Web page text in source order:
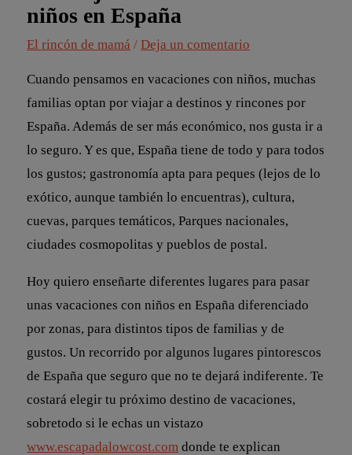
niños en España
El rincón de mamá /Deja un comentario
Cuando pensamos en vacaciones con niños, muchas
familias optan por viajar a destinos y rincones por
España. Además de ser más económico, nos gusta ir a
lo seguro. Y es que, España tiene de todo y para todos
los gustos; gastronomía apta para peques (lejos de lo
exótico, aunque también lo encuentras), cultura,
cuevas, parques temáticos, Parques nacionales,
ciudades cosmopolitas y pueblos de postal.
Hoy quiero enseñarte diferentes lugares para pasar
unas vacaciones con niños en España diferenciado
por zonas, para distintos tipos de familias y de
gustos. Un recorrido por algunos lugares pintorescos
de España que seguro que no te dejará indiferente. Te
costará elegir tu próximo destino de vacaciones,
sobretodo si le echas un vistazo
www.escapadalowcost.com donde te explican